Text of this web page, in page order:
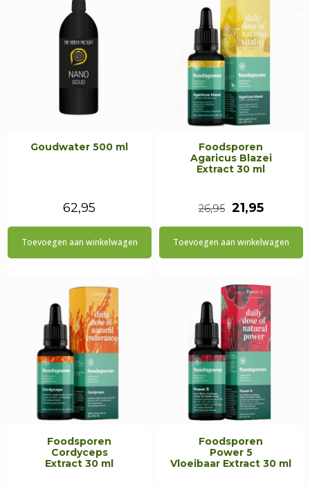
Goudwater 500 ml
62,95
Toevoegen aan winkelwagen
Foodsporen
Agaricus Blazei
Extract 30 ml
26,95
prijs
21,95
prijs
Toevoegen aan winkelwagen
Foodsporen
Cordyceps
Extract 30 ml
Foodsporen
Power 5
Vloeibaar Extract 30 ml